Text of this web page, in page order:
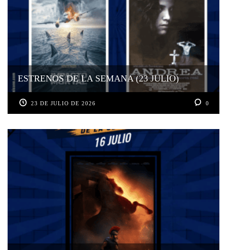
ESTRENOS DE LA SEMANA (23 JULIO)
23 DE JULIO DE 2026 0